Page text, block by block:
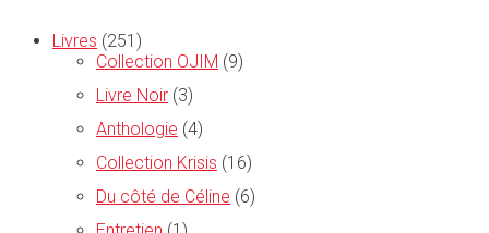
Livres (251)
Collection OJIM (9)
Livre Noir (3)
Anthologie (4)
Collection Krisis (16)
Du côté de Céline (6)